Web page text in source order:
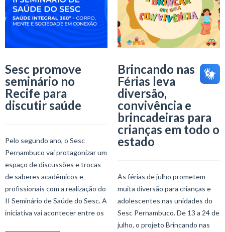
Sesc promove
seminário no
Recife para
discutir saúde
Pelo segundo ano, o Sesc
Pernambuco vai protagonizar um
espaço de discussões e trocas
de saberes acadêmicos e
profissionais com a realização do
II Seminário de Saúde do Sesc. A
iniciativa vai acontecer entre os
Brincando nas
Férias leva
diversão,
convivência e
brincadeiras para
crianças em todo o
estado
As férias de julho prometem
muita diversão para crianças e
adolescentes nas unidades do
Sesc Pernambuco. De 13 a 24 de
julho, o projeto Brincando nas